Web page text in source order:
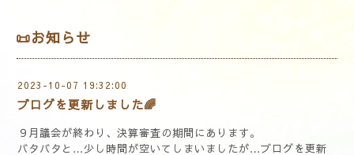
📜お知らせ
2023-10-07 19:32:00
ブログを更新しました🌈
９月議会が終わり、決算審査の期間にあります。
バタバタと…少し時間が空いてしまいましたが…ブログを更新